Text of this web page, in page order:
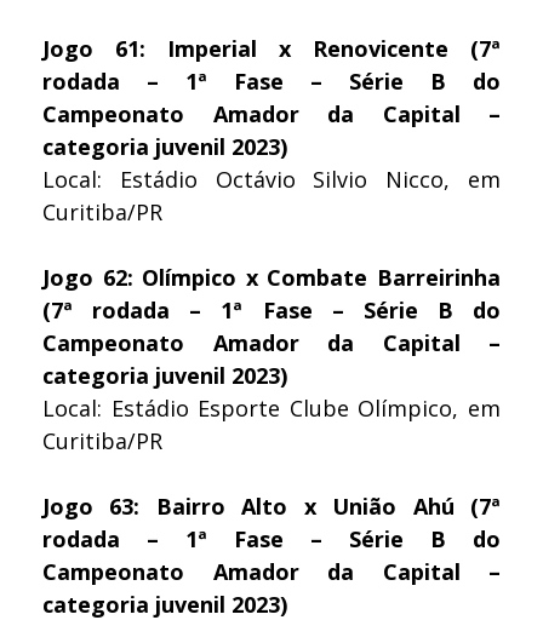
Jogo 61: Imperial x Renovicente (7ª
rodada – 1ª Fase – Série B do
Campeonato Amador da Capital –
categoria juvenil 2023)
Local: Estádio Octávio Silvio Nicco, em
Curitiba/PR
Jogo 62: Olímpico x Combate Barreirinha
(7ª rodada – 1ª Fase – Série B do
Campeonato Amador da Capital –
categoria juvenil 2023)
Local: Estádio Esporte Clube Olímpico, em
Curitiba/PR
Jogo 63: Bairro Alto x União Ahú (7ª
rodada – 1ª Fase – Série B do
Campeonato Amador da Capital –
categoria juvenil 2023)